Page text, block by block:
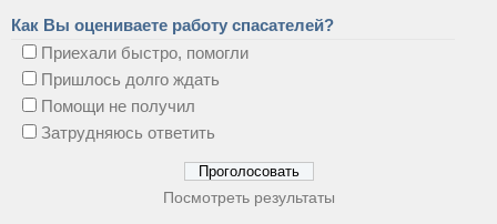
Как Вы оцениваете работу спасателей?
Приехали быстро, помогли
Пришлось долго ждать
Помощи не получил
Затрудняюсь ответить
Посмотреть результаты